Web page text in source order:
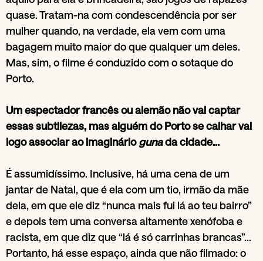
quase. Tratam-na com condescendência por ser
mulher quando, na verdade, ela vem com uma
bagagem muito maior do que qualquer um deles.
Mas, sim, o filme é conduzido com o sotaque do
Porto.
Um espectador francês ou alemão não vai captar
essas subtilezas, mas alguém do Porto se calhar vai
logo associar ao imagináriogunada cidade…
É assumidíssimo. Inclusive, há uma cena de um
jantar de Natal, que é ela com um tio, irmão da mãe
dela, em que ele diz “nunca mais fui lá ao teu bairro”
e depois tem uma conversa altamente xenófoba e
racista, em que diz que “lá é só carrinhas brancas”…
Portanto, há esse espaço, ainda que não filmado: o